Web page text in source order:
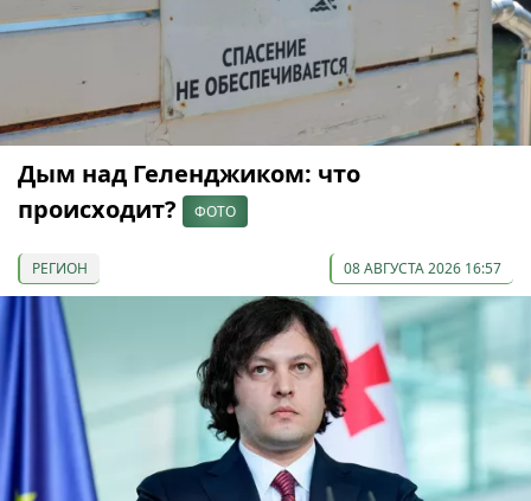
Дым над Геленджиком: что
происходит?
ФОТО
РЕГИОН 08 АВГУСТА 2026 16:57